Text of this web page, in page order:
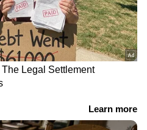
വാർത്തകൾ
Malayalam